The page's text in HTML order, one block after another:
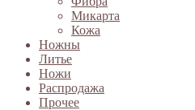
Микарта
Кожа
Ножны
Литье
Ножи
Распродажа
Прочее